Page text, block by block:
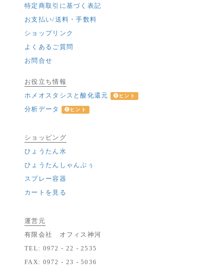
特定商取引に基づく表記
お支払い/送料・手数料
ショップリンク
よくあるご質問
お問合せ
お役立ち情報
ホメオスタシスと酸化還元
ヒント
分析データ ヒント
ショッピング
ひょうたん水
ひょうたんしゃんぷぅ
スプレー容器
カートを見る
運営元
有限会社 オフィス神河
TEL: 0972 - 22 - 2535
FAX: 0972 - 23 - 5036